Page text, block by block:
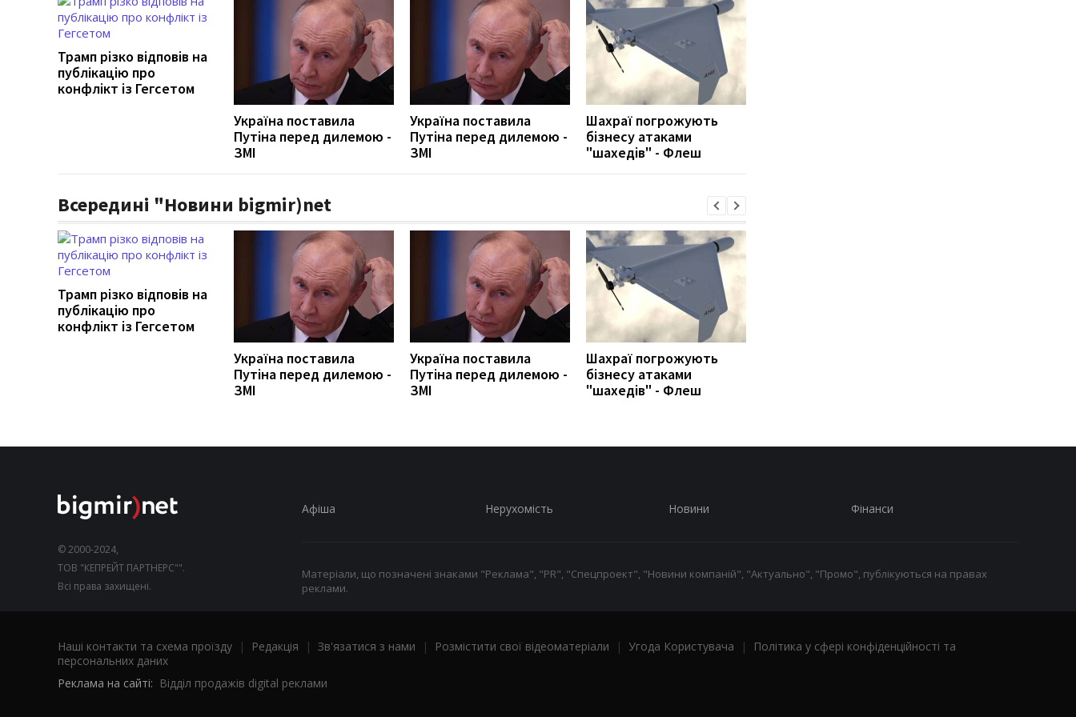
Трамп різко відповів на
публікацію про
конфлікт із Гегсетом
Україна поставила
Путіна перед дилемою -
ЗМІ
Україна поставила
Путіна перед дилемою -
ЗМІ
Шахраї погрожують
бізнесу атаками
"шахедів" - Флеш
Всередині "Новини bigmir)net
Трамп різко відповів на
публікацію про
конфлікт із Гегсетом
Україна поставила
Путіна перед дилемою -
ЗМІ
Україна поставила
Путіна перед дилемою -
ЗМІ
Шахраї погрожують
бізнесу атаками
"шахедів" - Флеш
© 2000-2024,
ТОВ "КЕПРЕЙТ ПАРТНЕРС"".
Всі права захищені.
Афіша Нерухомість Новини Фінанси
Матеріали, що позначені знаками "Реклама", "PR", "Спецпроект", "Новини компаній", "Актуально", "Промо", публікуються на правах
реклами.
Наші контакти та схема проїзду | Редакція | Зв'язатися з нами | Розмістити свої відеоматеріали | Угода Користувача |
Політика у сфері конфіденційності та
персональних даних
Реклама на сайті: Відділ продажів digital реклами